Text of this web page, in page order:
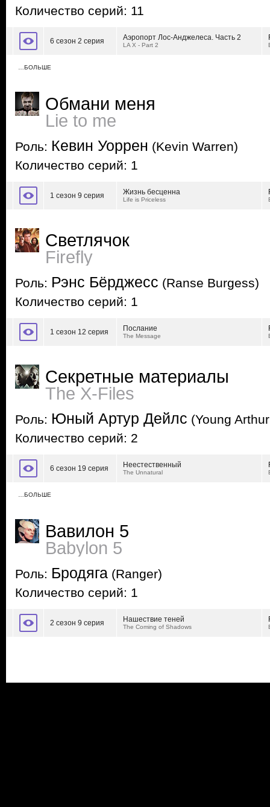
Количество серий: 11
6 сезон 2 серия Аэропорт Лос-Анджелеса. Часть 2
LA X - Part 2
…БОЛЬШЕ
Обмани меня
Lie to me
Роль: Кевин Уоррен (Kevin Warren)
Количество серий: 1
1 сезон 9 серия Жизнь бесценна
Life is Priceless
Светлячок
Firefly
Роль: Рэнс Бёрджесс (Ranse Burgess)
Количество серий: 1
1 сезон 12 серия Послание
The Message
Секретные материалы
The X-Files
Роль: Юный Артур Дейлс (Young
Количество серий: 2
6 сезон 19 серия Неестественный
The Unnatural
…БОЛЬШЕ
Вавилон 5
Babylon 5
Роль: Бродяга (Ranger)
Количество серий: 1
2 сезон 9 серия Нашествие теней
The Coming of Shadows